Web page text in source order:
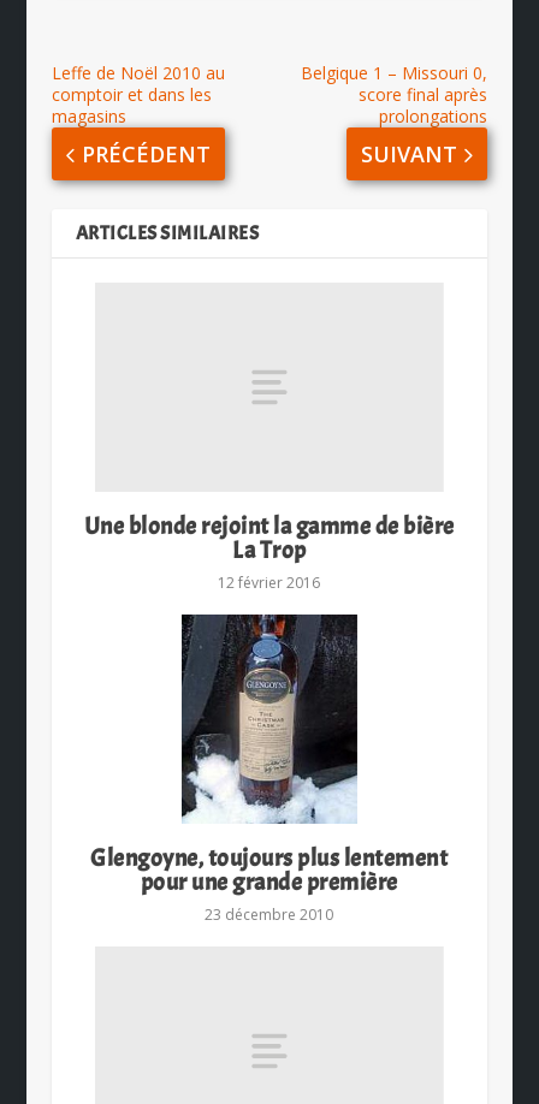
Leffe de Noël 2010 au
comptoir et dans les
magasins
PRÉCÉDENT
Belgique 1 – Missouri 0,
score final après
prolongations
SUIVANT
ARTICLES SIMILAIRES
Une blonde rejoint la gamme de bière
La Trop
12 février 2016
Glengoyne, toujours plus lentement
pour une grande première
23 décembre 2010